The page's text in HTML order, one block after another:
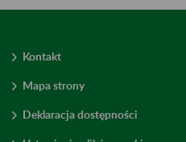
Kontakt
Mapa strony
Deklaracja dostępności